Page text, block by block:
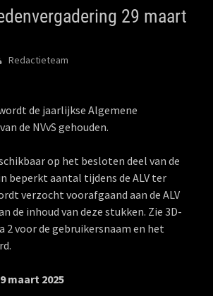
29 maart
Redactieteam
de jaarlijkse Algemene
de NVvS gehouden.
op het besloten deel van de
beperkt aantal tijdens de ALV ter
verzocht voorafgaand aan de ALV
de inhoud van deze stukken. Zie 3D-
2 voor de gebruikersnaam en het
maart 2025